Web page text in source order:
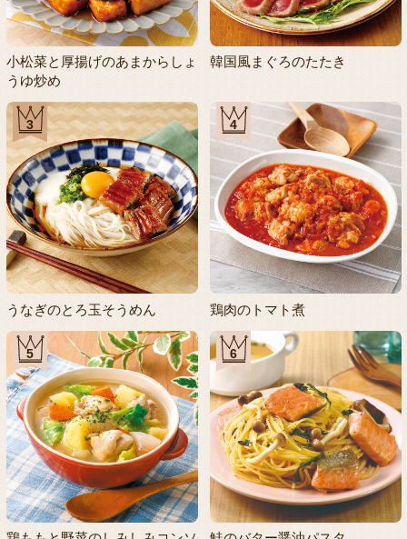
小松菜と厚揚げのあまからしょ
うゆ炒め
韓国風まぐろのたたき
3
うなぎのとろ玉そうめん
4
鶏肉のトマト煮
5 6